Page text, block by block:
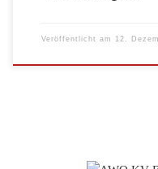
Veröffentlicht am 12.